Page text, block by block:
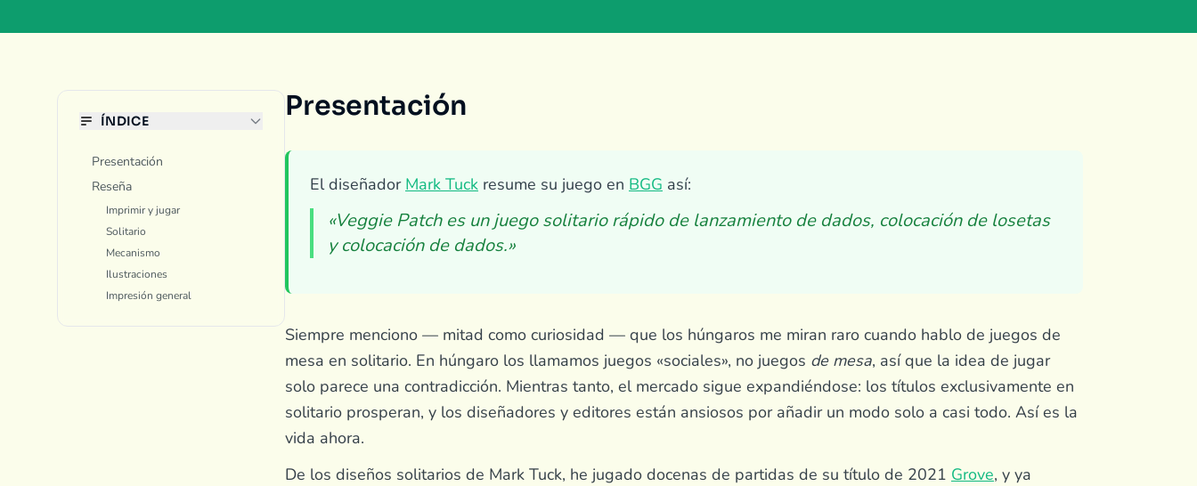
ÍNDICE
Presentación
Reseña
Imprimir y jugar
Solitario
Mecanismo
Ilustraciones
Impresión general
Presentación
El diseñador Mark Tuck resume su juego en BGG así:
«Veggie Patch es un juego solitario rápido de lanzamiento de dados, colocación de losetas
y colocación de dados.»
Siempre menciono — mitad como curiosidad — que los húngaros me miran raro cuando hablo de juegos de
mesa en solitario. En húngaro los llamamos juegos «sociales», no juegos de mesa, así que la idea de jugar
solo parece una contradicción. Mientras tanto, el mercado sigue expandiéndose: los títulos exclusivamente en
solitario prosperan, y los diseñadores y editores están ansiosos por añadir un modo solo a casi todo. Así es la
vida ahora.
De los diseños solitarios de Mark Tuck, he jugado docenas de partidas de su título de 2021 Grove, y ya